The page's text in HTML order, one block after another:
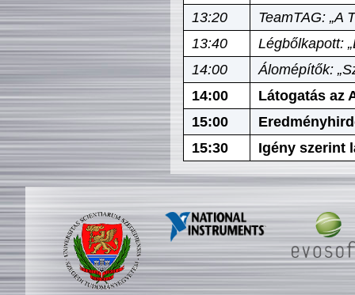
13:20
TeamTAG: „A
13:40
Légbőlkapott:
14:00
Álomépítők:
14:00
Látogatás az
15:00
15:30
Igény szerint